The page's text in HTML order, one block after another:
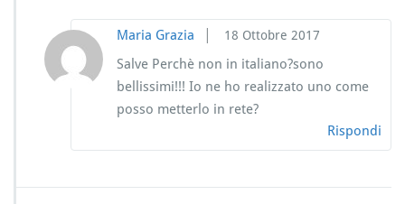
Maria Grazia 18 Ottobre 2017
Salve Perchè non in italiano?sono
bellissimi!!! Io ne ho realizzato uno come
posso metterlo in rete?
Rispondi